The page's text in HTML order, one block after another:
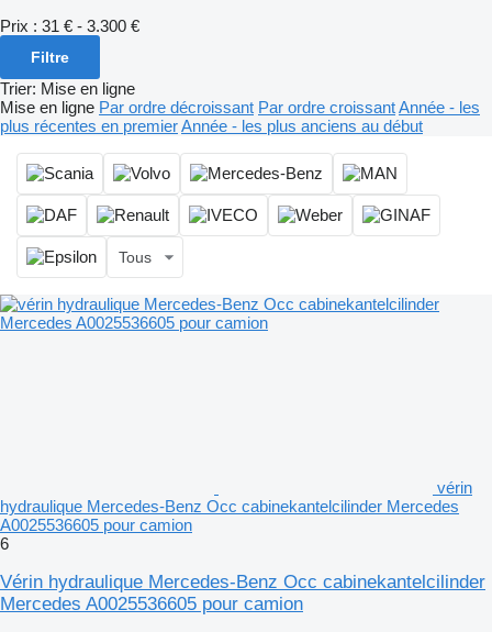
Prix : 31 € - 3.300 €
Filtre
Trier: Mise en ligne
Mise en ligne Par ordre décroissant Par ordre croissantAnnée - les
plus récentes en premierAnnée - les plus anciens au début
Tous
vérin
hydraulique Mercedes-Benz Occ cabinekantelcilinder Mercedes
A0025536605 pour camion
6
Vérin hydraulique Mercedes-Benz Occ cabinekantelcilinder
Mercedes A0025536605 pour camion